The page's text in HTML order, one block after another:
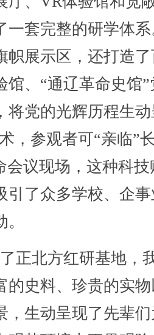
一套完整的研学体
帜展示区，还打造
馆、“通辽革命史馆”
将党的光辉历程生
，参观者可“亲临”
会议现场，这种科技
引了众多学校、企
北方红研基地，
的史料、珍贵的实
，生动呈现了先辈